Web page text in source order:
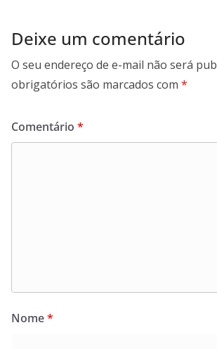
Deixe um comentário
O seu endereço de e-mail não será
obrigatórios são marcados com *
Comentário *
Nome*